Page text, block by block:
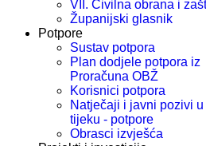
VII. Civilna obrana i
Županijski glasnik
Potpore
Sustav potpora
Plan dodjele potpora iz
Proračuna OBŽ
Korisnici potpora
Natječaji i javni pozivi u
tijeku - potpore
Obrasci izvješća